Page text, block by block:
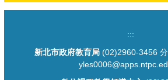
:::
新北市政府教育局(02)2960-3456